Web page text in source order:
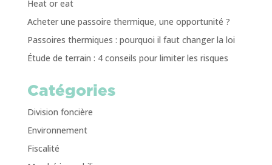
Heat or eat
Acheter une passoire thermique, une opportunité ?
Passoires thermiques : pourquoi il faut changer la loi
Étude de terrain : 4 conseils pour limiter les risques
Catégories
Division foncière
Environnement
Fiscalité